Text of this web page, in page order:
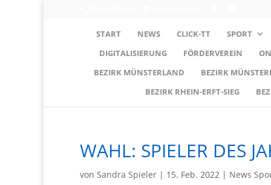
START NEWS CLICK-TT SPORT
DIGITALISIERUNG
FÖRDERVEREIN
BEZIRK MÜNSTERLAND
BEZIRK
BEZIRK RHEIN-ERFT-SIEG
WAHL: SPIELER DES
von Sandra Spieler | 15. Feb. 2022 | News